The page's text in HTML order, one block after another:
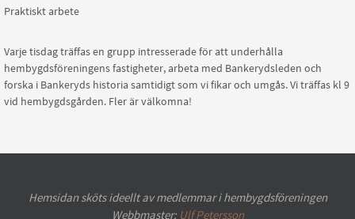
Praktiskt arbete
Varje tisdag träffas en grupp intresserade för att underhålla
hembygdsföreningens fastigheter, arbeta med Bankerydsleden och
forska i Bankeryds historia samtidigt som vi fikar och umgås. Vi träffas kl 9
vid hembygdsgården. Fler är välkomna!
Hemsidan sköts ideellt av medlemmar i hembygdsföreningen
Webbmaster: Ulf Petersson